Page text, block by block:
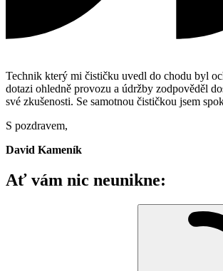
Technik který mi čističku uvedl do chodu byl
dotazi ohledně provozu a údržby zodpověděl
své zkušenosti. Se samotnou čističkou jsem
S pozdravem,
David Kameník
Ať vám nic neunikne: